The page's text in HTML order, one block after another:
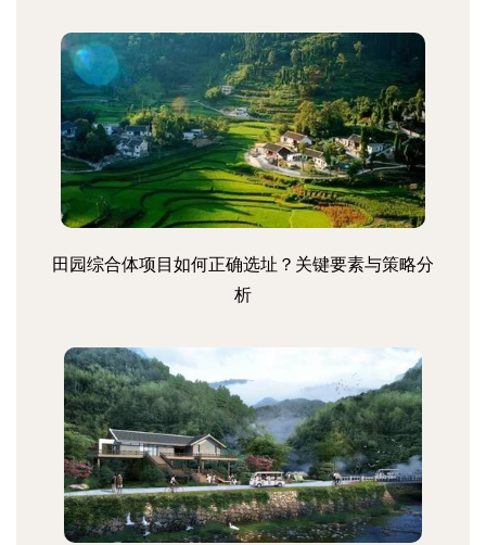
田园综合体项目如何正确选址？关键要素与策略分
析